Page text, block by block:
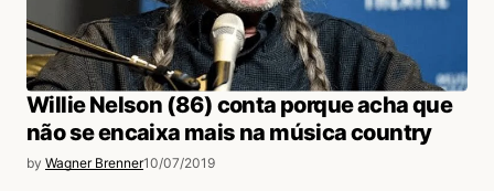
Willie Nelson (86) conta porque acha que
não se encaixa mais na música country
by Wagner Brenner10/07/2019